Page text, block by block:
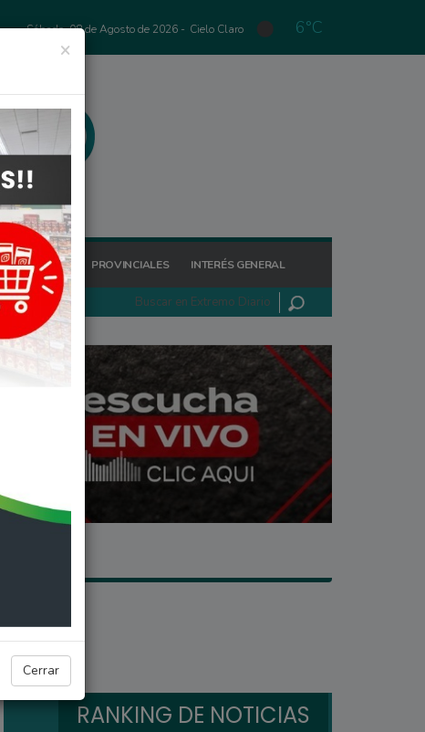
Sábado, 08 de Agosto de 2026 - Cielo Claro 6°C
REGIONALES PROVINCIALES INTERÉS GENERAL
×
Cerrar
RANKING DE NOTICIAS